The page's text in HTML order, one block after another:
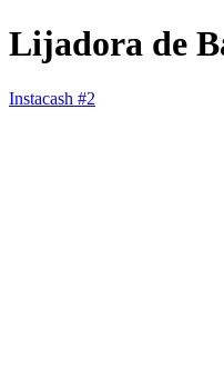
Lijadora de
Instacash #2